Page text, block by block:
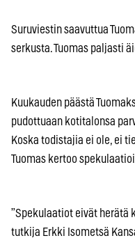
Suruviestin saavuttua
serkusta. Tuomas paljasti
Kuukauden päästä
pudottuaan kotitalonsa
Koska todistajia ei ole, ei
Tuomas kertoo
”Spekulaatiot eivät herätä
tutkija Erkki Isometsä